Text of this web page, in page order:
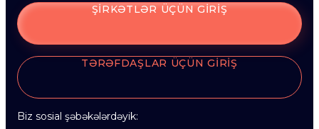
ŞIRKƏTLƏR ÜÇÜN GIRIŞ
TƏRƏFDAŞLAR ÜÇÜN GIRIŞ
Biz sosial şəbəkələrdəyik: